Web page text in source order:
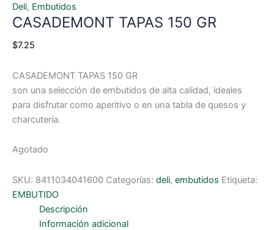
Deli, Embutidos
CASADEMONT TAPAS 150 GR
$7.25
CASADEMONT TAPAS 150 GR
son una selección de embutidos de alta calidad, ideales
para disfrutar como aperitivo o en una tabla de quesos y
charcutería.
Agotado
SKU: 8411034041600 Categorías: deli, embutidos Etiqueta:
EMBUTIDO
Descripción
Información adicional